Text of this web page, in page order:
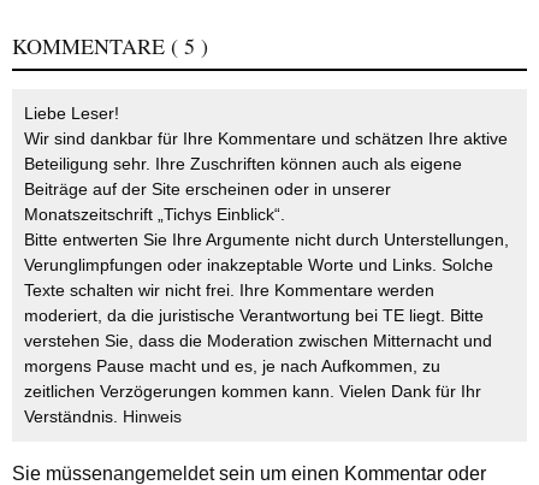
KOMMENTARE ( 5 )
Liebe Leser!
Wir sind dankbar für Ihre Kommentare und schätzen Ihre aktive
Beteiligung sehr. Ihre Zuschriften können auch als eigene
Beiträge auf der Site erscheinen oder in unserer
Monatszeitschrift „Tichys Einblick“.
Bitte entwerten Sie Ihre Argumente nicht durch Unterstellungen,
Verunglimpfungen oder inakzeptable Worte und Links. Solche
Texte schalten wir nicht frei. Ihre Kommentare werden
moderiert, da die juristische Verantwortung bei TE liegt. Bitte
verstehen Sie, dass die Moderation zwischen Mitternacht und
morgens Pause macht und es, je nach Aufkommen, zu
zeitlichen Verzögerungen kommen kann. Vielen Dank für Ihr
Verständnis. Hinweis
Sie müssenangemeldetsein um einen Kommentar oder